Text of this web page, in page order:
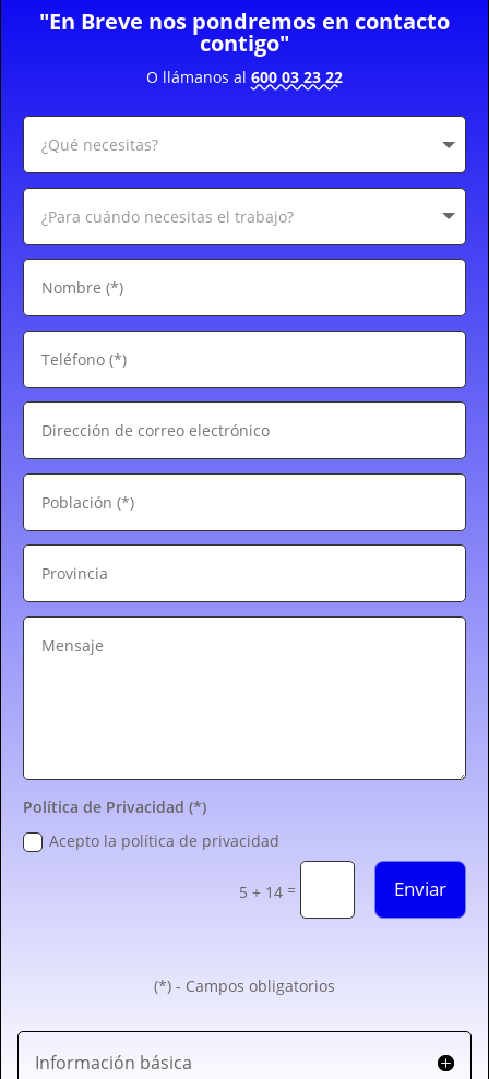
"En Breve nos pondremos en contacto
contigo"
O llámanos al 600 03 23 22
Política de Privacidad (*)
Acepto la política de privacidad
5 + 14 = Enviar
(*) - Campos obligatorios
Información básica